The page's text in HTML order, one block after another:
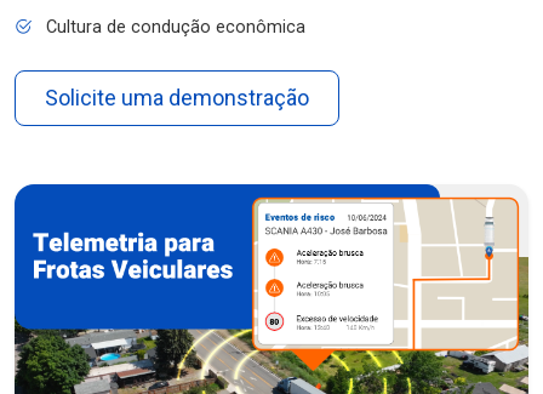
Cultura de condução econômica
Solicite uma demonstração